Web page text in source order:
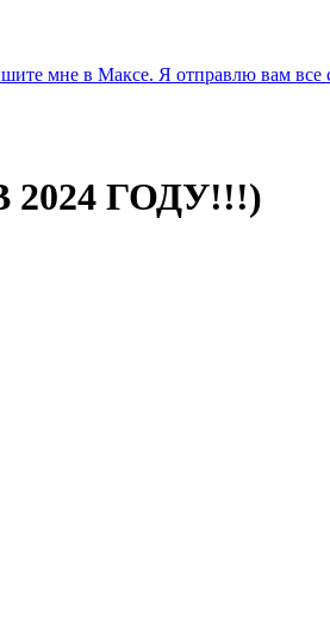
мне в Максе. Я отправлю вам все
ГОДУ!!!)